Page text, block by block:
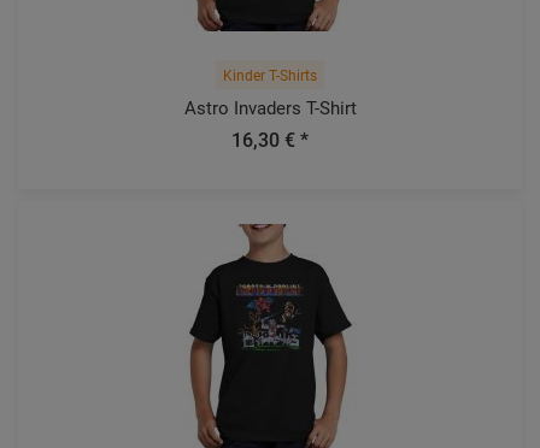
Kinder T-Shirts
Astro Invaders T-Shirt
16,30 € *